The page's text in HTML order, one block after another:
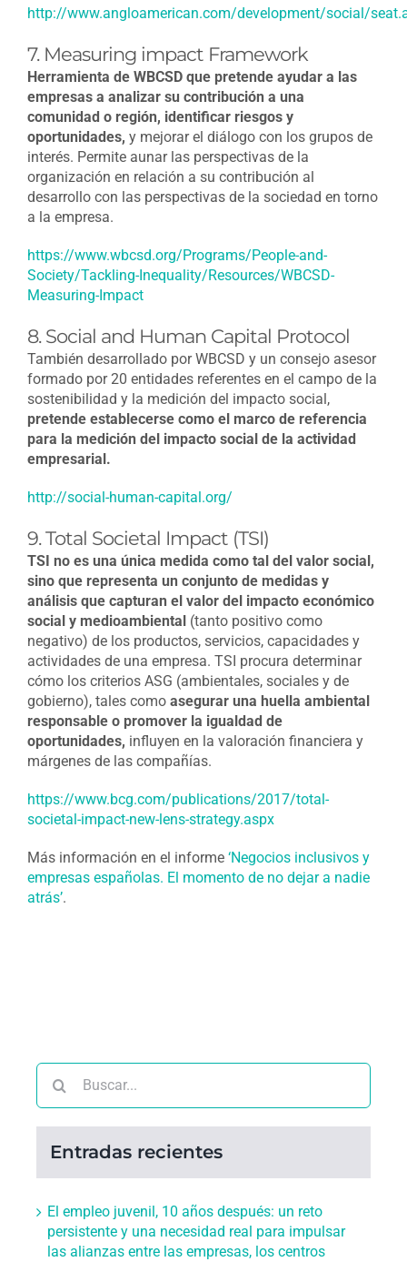
http://www.angloamerican.com/development/social/
7. Measuring impact Framework
Herramienta de WBCSD que pretende ayudar a las
empresas a analizar su contribución a una
comunidad o región, identificar riesgos y
oportunidades, y mejorar el diálogo con los grupos de
interés. Permite aunar las perspectivas de la
organización en relación a su contribución al
desarrollo con las perspectivas de la sociedad en torno
a la empresa.
https://www.wbcsd.org/Programs/People-and-
Society/Tackling-Inequality/Resources/WBCSD-
Measuring-Impact
8. Social and Human Capital Protocol
También desarrollado por WBCSD y un consejo asesor
formado por 20 entidades referentes en el campo de la
sostenibilidad y la medición del impacto social,
pretende establecerse como el marco de referencia
para la medición del impacto social de la actividad
empresarial.
http://social-human-capital.org/
9. Total Societal Impact (TSI)
TSI no es una única medida como tal del valor social,
sino que representa un conjunto de medidas y
análisis que capturan el valor del impacto económico
social y medioambiental(tanto positivo como
negativo) de los productos, servicios, capacidades y
actividades de una empresa. TSI procura determinar
cómo los criterios ASG (ambientales, sociales y de
gobierno), tales como asegurar una huella ambiental
responsable o promover la igualdad de
oportunidades, influyen en la valoración financiera y
márgenes de las compañías.
https://www.bcg.com/publications/2017/total-
societal-impact-new-lens-strategy.aspx
Más información en el informe ‘Negocios inclusivos y
empresas españolas. El momento de no dejar a nadie
atrás’.
Buscar:
Entradas recientes
El empleo juvenil, 10 años después: un reto
persistente y una necesidad real para impulsar
las alianzas entre las empresas, los centros